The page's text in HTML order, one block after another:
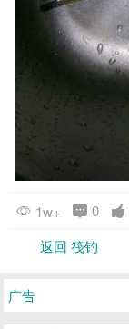
1w+ 0
返回 筏钓
广告